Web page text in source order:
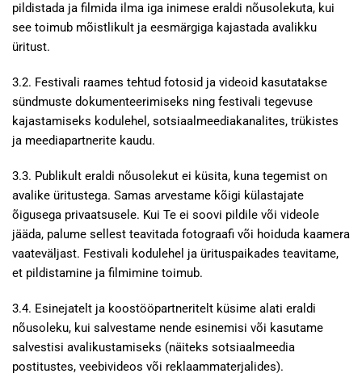
pildistada ja filmida ilma iga inimese eraldi nõusolekuta, kui
see toimub mõistlikult ja eesmärgiga kajastada avalikku
üritust.
3.2. Festivali raames tehtud fotosid ja videoid kasutatakse
sündmuste dokumenteerimiseks ning festivali tegevuse
kajastamiseks kodulehel, sotsiaalmeediakanalites, trükistes
ja meediapartnerite kaudu.
3.3. Publikult eraldi nõusolekut ei küsita, kuna tegemist on
avalike üritustega. Samas arvestame kõigi külastajate
õigusega privaatsusele. Kui Te ei soovi pildile või videole
jääda, palume sellest teavitada fotograafi või hoiduda kaamera
vaateväljast. Festivali kodulehel ja ürituspaikades teavitame,
et pildistamine ja filmimine toimub.
3.4. Esinejatelt ja koostööpartneritelt küsime alati eraldi
nõusoleku, kui salvestame nende esinemisi või kasutame
salvestisi avalikustamiseks (näiteks sotsiaalmeedia
postitustes, veebivideos või reklaammaterjalides).